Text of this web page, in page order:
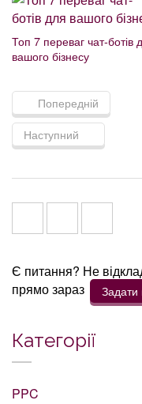
Топ 7 переваг чат-ботів
вашого бізнесу
Попередній
Наступний
Є питання? Не
прямо зараз
Задати
Категорії
PPC